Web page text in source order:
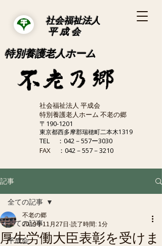
社会福祉法人 平成会
特別養護老人ホーム 不老の郷
〒190-1201
東京都西多摩郡瑞穂町二本木1319
TEL
：042－557ー3030
FAX
：042－557－3210
社会福祉法人
平 成 会
特別養護老人ホーム
記事
全ての記事
平成会
全ての記事
厚生労働大臣表彰を受けま
不老の郷
2019年11月27日 読了時間: 1分